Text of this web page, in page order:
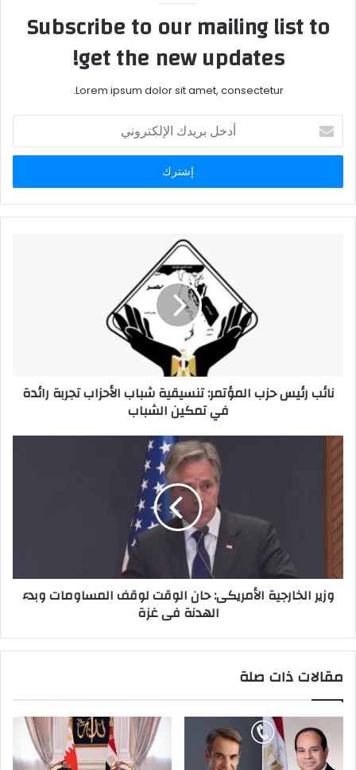
Subscribe to our mailing list to
get the new updates!
Lorem ipsum dolor sit amet, consectetur.
أدخل
بريدك
الإلكتروني
نائب رئيس حزب المؤتمر: تنسيقية شباب الأحزاب تجربة رائدة
في تمكين الشباب
وزير الخارجية الأمريكى: حان الوقت لوقف المساومات وبدء
الهدنة فى غزة
مقالات ذات صلة